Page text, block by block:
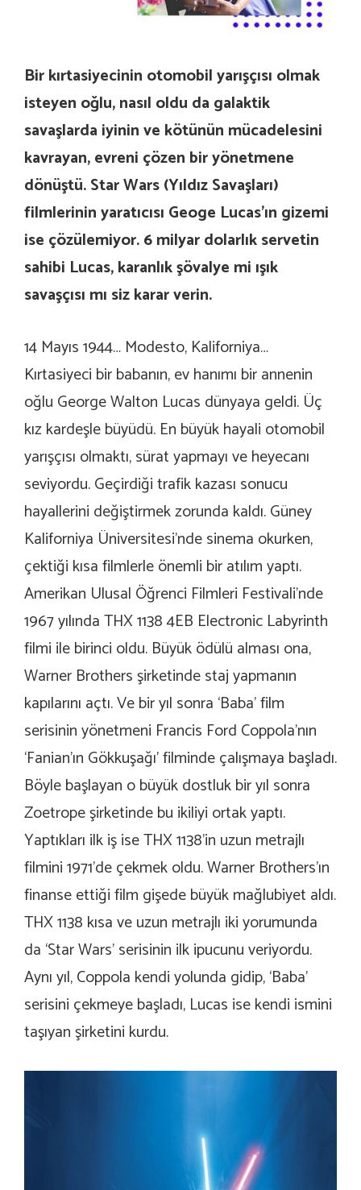
Bir kırtasiyecinin otomobil yarışçısı olmak
isteyen oğlu, nasıl oldu da galaktik
savaşlarda iyinin ve kötünün mücadelesini
kavrayan, evreni çözen bir yönetmene
dönüştü. Star Wars (Yıldız Savaşları)
filmlerinin yaratıcısı Geoge Lucas’ın gizemi
ise çözülemiyor. 6 milyar dolarlık servetin
sahibi Lucas, karanlık şövalye mi ışık
savaşçısı mı siz karar verin.
14 Mayıs 1944… Modesto, Kaliforniya…
Kırtasiyeci bir babanın, ev hanımı bir annenin
oğlu George Walton Lucas dünyaya geldi. Üç
kız kardeşle büyüdü. En büyük hayali otomobil
yarışçısı olmaktı, sürat yapmayı ve heyecanı
seviyordu. Geçirdiği trafik kazası sonucu
hayallerini değiştirmek zorunda kaldı. Güney
Kaliforniya Üniversitesi’nde sinema okurken,
çektiği kısa filmlerle önemli bir atılım yaptı.
Amerikan Ulusal Öğrenci Filmleri Festivali’nde
1967 yılında THX 1138 4EB Electronic Labyrinth
filmi ile birinci oldu. Büyük ödülü alması ona,
Warner Brothers şirketinde staj yapmanın
kapılarını açtı. Ve bir yıl sonra ‘Baba’ film
serisinin yönetmeni Francis Ford Coppola’nın
‘Fanian’ın Gökkuşağı’ filminde çalışmaya başladı.
Böyle başlayan o büyük dostluk bir yıl sonra
Zoetrope şirketinde bu ikiliyi ortak yaptı.
Yaptıkları ilk iş ise THX 1138’in uzun metrajlı
filmini 1971’de çekmek oldu. Warner Brothers’ın
finanse ettiği film gişede büyük mağlubiyet aldı.
THX 1138 kısa ve uzun metrajlı iki yorumunda
da ‘Star Wars’ serisinin ilk ipucunu veriyordu.
Aynı yıl, Coppola kendi yolunda gidip, ‘Baba’
serisini çekmeye başladı, Lucas ise kendi ismini
taşıyan şirketini kurdu.